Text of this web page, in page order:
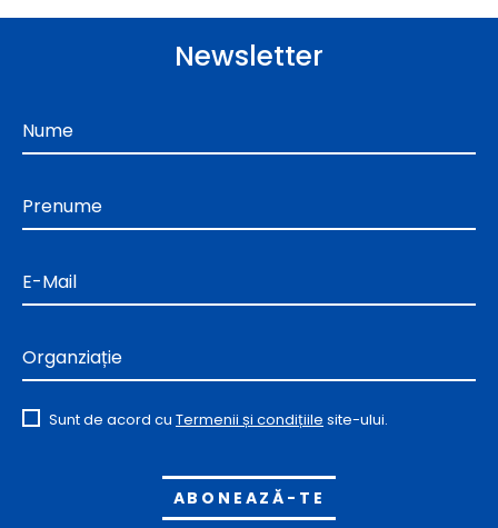
Newsletter
Nume
Prenume
E-Mail
Organziație
Sunt de acord cu Termenii și condițiile site-ului.